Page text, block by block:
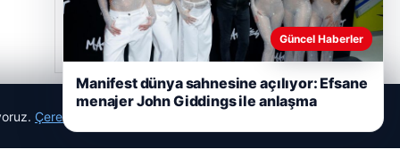
Mayıs 26, 2026
Çerez Politikamız
Güncel Haberler
Manifest dünya sahnesine açılıyor: Efsane
menajer John Giddings ile anlaşma